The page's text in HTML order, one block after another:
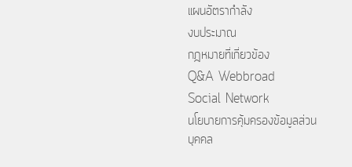
แผนอัตรากำลัง
งบประมาณ
กฎหมายที่เกี่ยวข้อง
Q&A Webbroad
Social Network
นโยบายการคุ้มครองข้อมูลส่วน
บุคคล